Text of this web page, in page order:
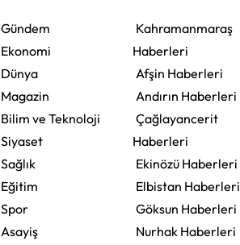
Gündem
Ekonomi
Dünya
Magazin
Bilim ve Teknoloji
Siyaset
Sağlık
Eğitim
Spor
Asayiş
Kahramanmaraş
Haberleri
Afşin Haberleri
Andırın Haberleri
Çağlayancerit
Haberleri
Ekinözü Haberleri
Elbistan Haberleri
Göksun Haberleri
Nurhak Haberleri